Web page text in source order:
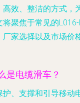
效、整洁的方式，
聚焦于常见的
家选择以及市场价
是电缆滑车？
、支撑和引导移动